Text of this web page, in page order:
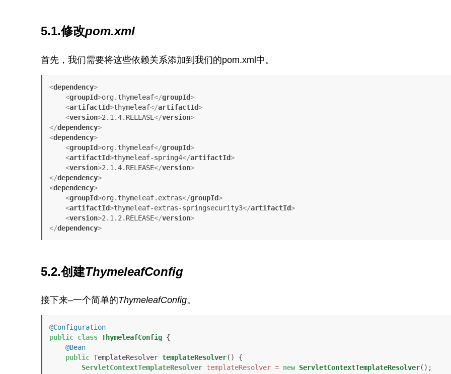
5.1.修改pom.xml
首先，我们需要将这些依赖关系添加到我们的pom.xml中。
<dependency>
<groupId>org.thymeleaf</groupId>
<artifactId>thymeleaf</artifactId>
<version>2.1.4.RELEASE</version>
</dependency>
<dependency>
<groupId>org.thymeleaf</groupId>
<artifactId>thymeleaf-spring4</artifactId>
<version>2.1.4.RELEASE</version>
</dependency>
<dependency>
<groupId>org.thymeleaf.extras</groupId>
<artifactId>thymeleaf-extras-springsecurity3</artifactId>
<version>2.1.2.RELEASE</version>
</dependency>
5.2.创建ThymeleafConfig
接下来–一个简单的ThymeleafConfig。
@Configuration
public class ThymeleafConfig {
@Bean
public TemplateResolver templateResolver()
{
ServletContextTemplateResolver templateResolver = new ServletContextTemplateResolver();